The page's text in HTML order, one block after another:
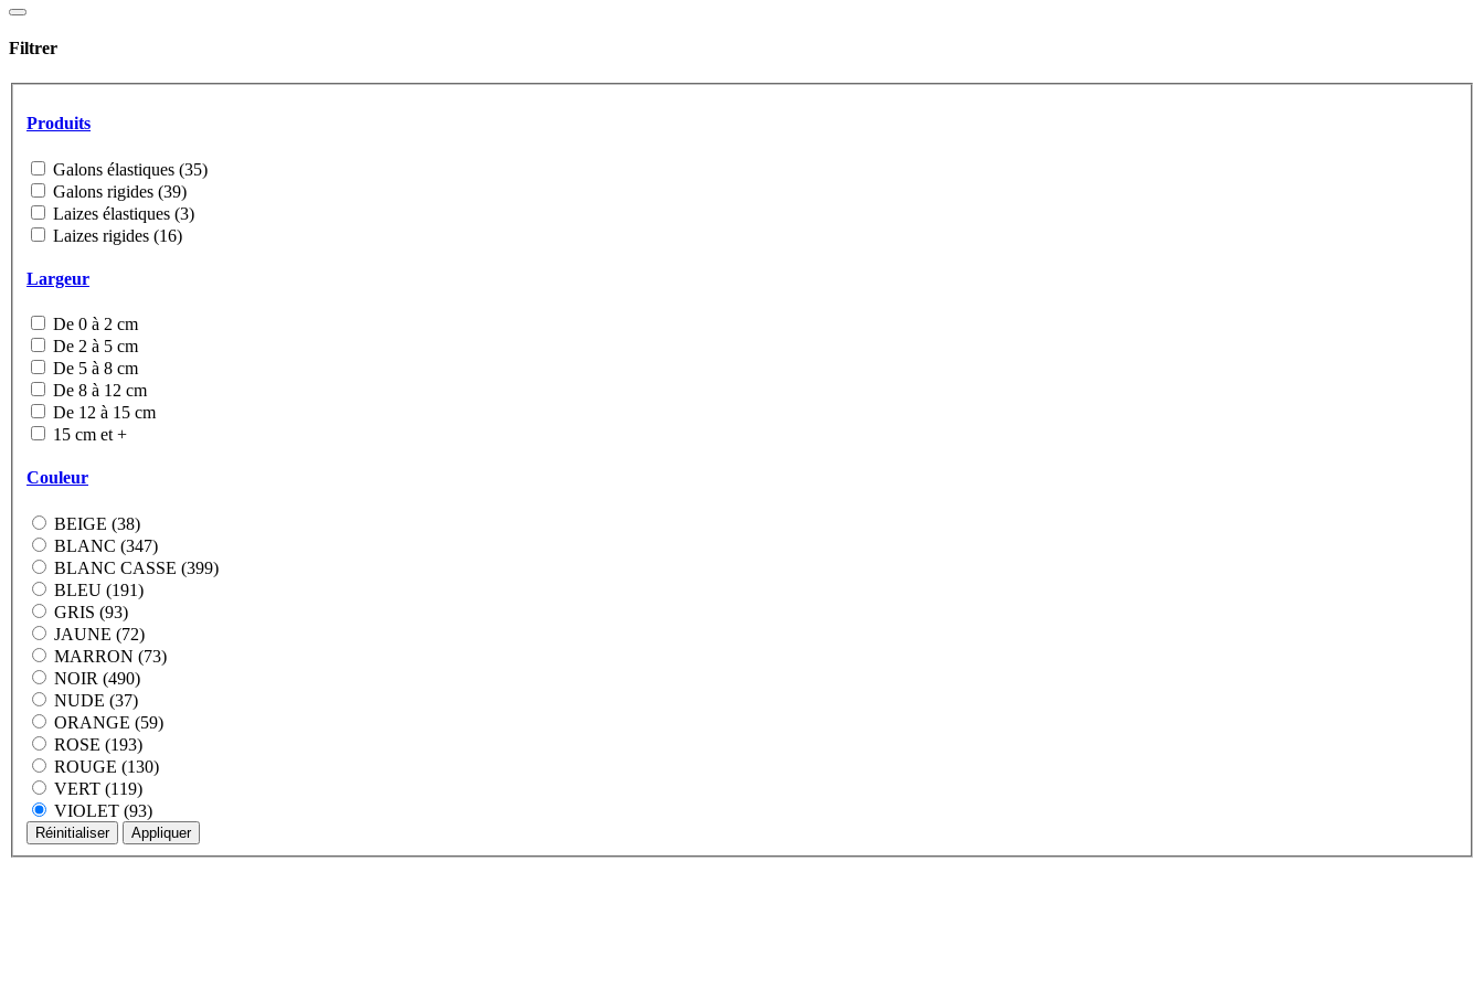
Filtrer
Produits
Galons élastiques (35)
Galons rigides (39)
Laizes élastiques (3)
Laizes rigides (16)
Largeur
De 0 à 2 cm
De 2 à 5 cm
De 5 à 8 cm
De 8 à 12 cm
De 12 à 15 cm
15 cm et +
Couleur
BEIGE (38)
BLANC (347)
BLANC CASSE (399)
BLEU (191)
GRIS (93)
JAUNE (72)
MARRON (73)
NOIR (490)
NUDE (37)
ORANGE (59)
ROSE (193)
ROUGE (130)
VERT (119)
VIOLET (93)
Réinitialiser Appliquer